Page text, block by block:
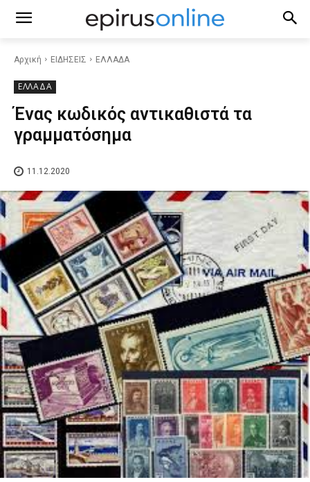
Αρχική ΕΙΔΗΣΕΙΣ ΕΛΛΑΔΑ
ΕΛΛΑΔΑ
Ένας κωδικός αντικαθιστά τα
γραμματόσημα
11.12.2020